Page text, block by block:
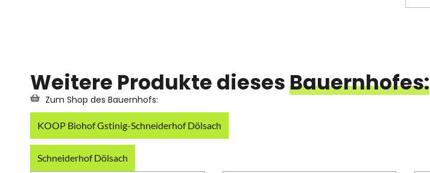
Weitere Produkte diesesBauernhofes:
Zum Shop des Bauernhofs:
KOOP Biohof Gstinig-Schneiderhof Dölsach
Schneiderhof Dölsach